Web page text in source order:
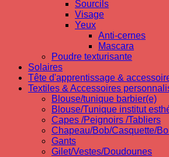
Sourcils
Visage
Yeux
Anti-cernes
Mascara
Poudre texturisante
Solaires
Tête d'apprentissage &
Textiles & Accessoires
Blouse/tunique barbier(e)
Blouse/Tunique institut
Capes /Peignoirs /Tabliers
Chapeau/Bob/Casquette/
Gants
Gilet/Vestes/Doudounes